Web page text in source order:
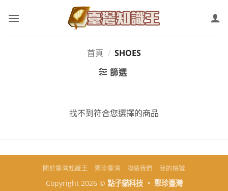
首頁 / SHOES
篩選
找不到符合您選擇的商品
關於臺灣知識王 聚珍臺灣 聯絡我們 我的帳號
Copyright 2026 © 點子貓科技 ‧ 聚珍臺灣